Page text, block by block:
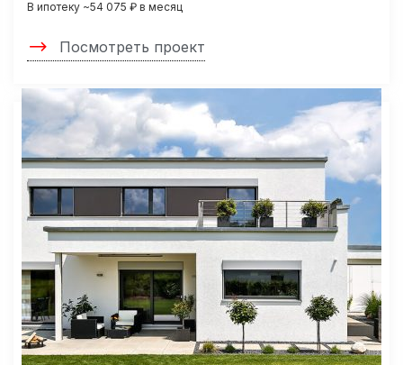
В ипотеку ~54 075 ₽ в месяц
Посмотреть проект